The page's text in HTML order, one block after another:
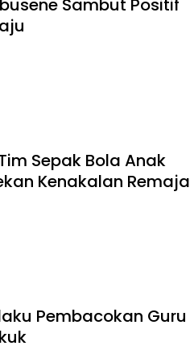
Sambut Positif
Sepak Bola Anak
Kenakalan Remaja
Pembacokan Guru